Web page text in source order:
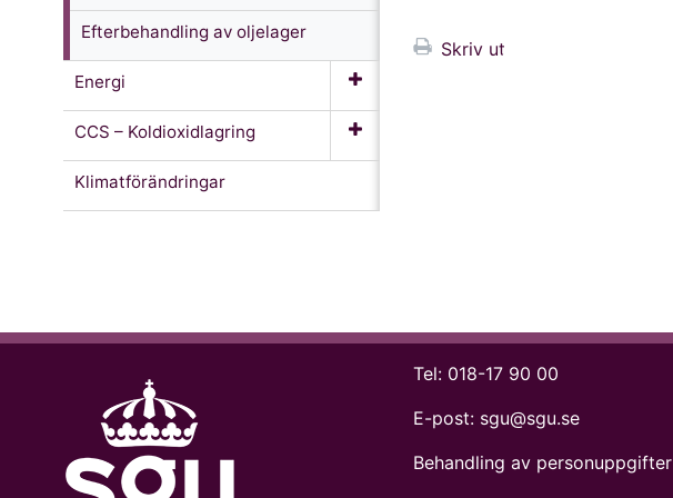
Efterbehandling av oljelager
Energi
CCS – Koldioxidlagring
Klimatförändringar
Skriv ut
Tel: 018-17 90 00
E-post: sgu@sgu.se
Behandling av personuppgifter